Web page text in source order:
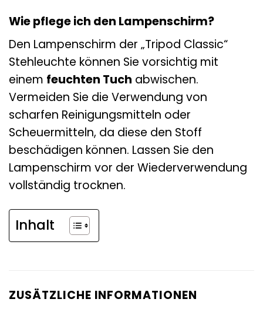
Wie pflege ich den Lampenschirm?
Den Lampenschirm der „Tripod Classic“
Stehleuchte können Sie vorsichtig mit
einem feuchten Tuch abwischen.
Vermeiden Sie die Verwendung von
scharfen Reinigungsmitteln oder
Scheuermitteln, da diese den Stoff
beschädigen können. Lassen Sie den
Lampenschirm vor der Wiederverwendung
vollständig trocknen.
Inhalt
ZUSÄTZLICHE INFORMATIONEN